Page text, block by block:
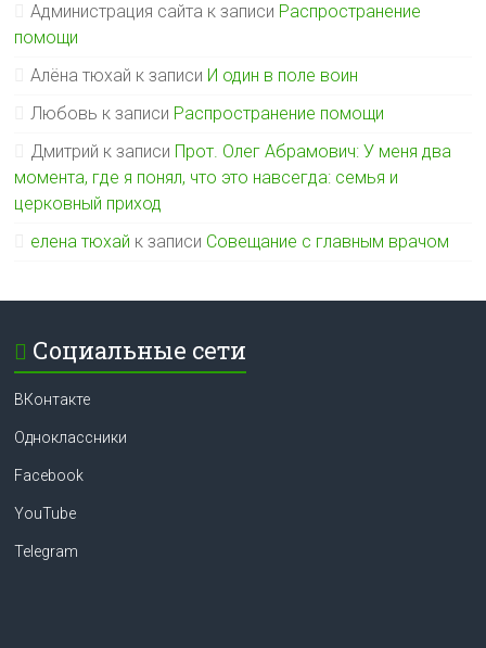
Администрация сайта к записи Распространение
помощи
Алёна тюхай к записи И один в поле воин
Любовь к записи Распространение помощи
Дмитрий к записи Прот. Олег Абрамович: У меня два
момента, где я понял, что это навсегда: семья и
церковный приход
елена тюхай к записи Совещание с главным врачом
Социальные сети
ВКонтакте
Одноклассники
Facebook
YouTube
Telegram